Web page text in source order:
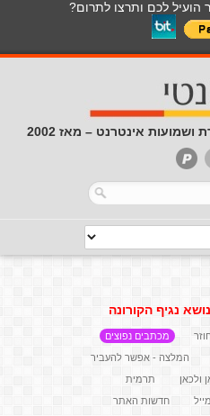
לכם ותרצו לתרום?
אינטרנט – מאז 2002
נגיף הקורונה
מכתבים נפוצים
המלצה - אפשר להעביר
ולכאן
תרמית
חדשות האתר